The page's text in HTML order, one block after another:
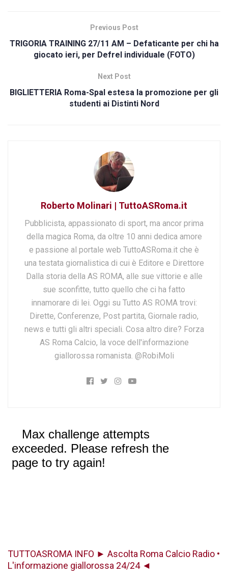
Previous Post
TRIGORIA TRAINING 27/11 AM – Defaticante per chi ha
giocato ieri, per Defrel individuale (FOTO)
Next Post
BIGLIETTERIA Roma-Spal estesa la promozione per gli
studenti ai Distinti Nord
Roberto Molinari | TuttoASRoma.it
Pubblicista, appassionato di sport, ma ancor prima
della magica Roma, da oltre 10 anni dedica amore
e passione al portale web TuttoASRoma.it che è
una testata giornalistica di cui è Editore e Direttore
Dalla storia della AS ROMA, alle sue vittorie e alle
sue sconfitte, tutto quello che ci ha fatto
innamorare di lei. Oggi su Tutto AS ROMA trovi:
Dirette, Conferenze, Post partita, Giornale radio,
news e tutti gli altri speciali. Cosa altro dire? Forza
AS Roma Calcio, la voce dell'informazione
giallorossa romanista. @RobiMoli
TUTTOASROMA INFO ► Ascolta Roma Calcio Radio •
L'informazione giallorossa 24/24 ◄